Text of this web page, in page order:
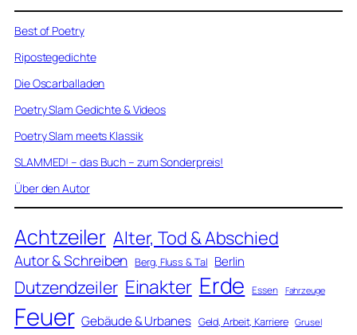
Best of Poetry
Ripostegedichte
Die Oscarballaden
Poetry Slam Gedichte & Videos
Poetry Slam meets Klassik
SLAMMED! – das Buch – zum Sonderpreis!
Über den Autor
Achtzeiler Alter, Tod & Abschied
Autor & Schreiben Berg, Fluss & Tal Berlin
Dutzendzeiler Einakter Erde Essen Fahrzeuge
Feuer Gebäude & Urbanes Geld, Arbeit, Karriere Grusel